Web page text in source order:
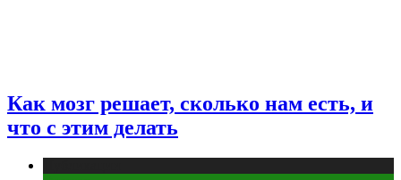
Как мозг решает, сколько нам есть, и
что с этим делать